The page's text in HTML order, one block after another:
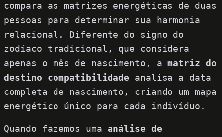
compara as matrizes energéticas de duas
pessoas para determinar sua harmonia
relacional. Diferente do signo do
zodíaco tradicional, que considera
apenas o mês de nascimento, a matriz do
destino compatibilidade analisa a data
completa de nascimento, criando um mapa
energético único para cada indivíduo.
Quando fazemos uma análise de